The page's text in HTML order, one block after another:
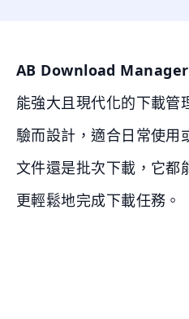
AB Download Manager
能強大且現代化的下載管
驗而設計，適合日常使用
文件還是批次下載，它都
更輕鬆地完成下載任務。